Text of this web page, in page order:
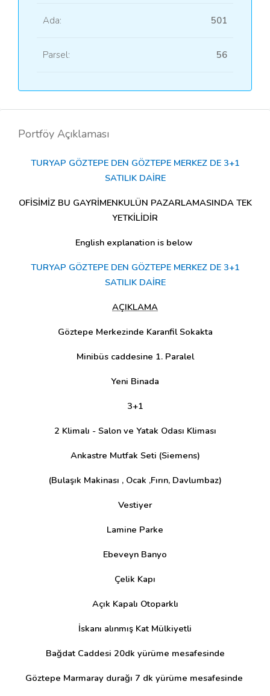
Ada: 501
Parsel: 56
Portföy Açıklaması
TURYAP GÖZTEPE DEN GÖZTEPE MERKEZ DE 3+1
SATILIK DAİRE
OFİSİMİZ BU GAYRİMENKULÜN PAZARLAMASINDA TEK
YETKİLİDİR
English explanation is below
TURYAP GÖZTEPE DEN GÖZTEPE MERKEZ DE 3+1
SATILIK DAİRE
AÇIKLAMA
Göztepe Merkezinde Karanfil Sokakta
Minibüs caddesine 1. Paralel
Yeni Binada
3+1
2 Klimalı - Salon ve Yatak Odası Kliması
Ankastre Mutfak Seti (Siemens)
(Bulaşık Makinası , Ocak ,Fırın, Davlumbaz)
Vestiyer
Lamine Parke
Ebeveyn Banyo
Çelik Kapı
Açık Kapalı Otoparklı
İskanı alınmış Kat Mülkiyetli
Bağdat Caddesi 20dk yürüme mesafesinde
Göztepe Marmaray durağı 7 dk yürüme mesafesinde